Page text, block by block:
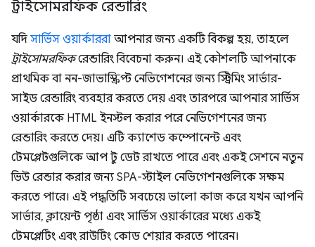
ট্রাইসোমরফিক রেন্ডারিং
যদি সার্ভিস ওয়ার্কাররা আপনার জন্য একটি বিকল্প হয়, তাহলে
ট্রাইসোমরফিকরেন্ডারিং বিবেচনা করুন। এই কৌশলটি আপনাকে
প্রাথমিক বা নন-জাভাস্ক্রিপ্ট নেভিগেশনের জন্য স্ট্রিমিং সার্ভার-
সাইড রেন্ডারিং ব্যবহার করতে দেয় এবং তারপরে আপনার সার্ভিস
ওয়ার্কারকে HTML ইনস্টল করার পরে নেভিগেশনের জন্য
রেন্ডারিং করতে দেয়। এটি ক্যাশেড কম্পোনেন্ট এবং
টেমপ্লেটগুলিকে আপ টু ডেট রাখতে পারে এবং একই সেশনে নতুন
ভিউ রেন্ডার করার জন্য SPA-স্টাইল নেভিগেশনগুলিকে সক্ষম
করতে পারে। এই পদ্ধতিটি সবচেয়ে ভালো কাজ করে যখন আপনি
সার্ভার, ক্লায়েন্ট পৃষ্ঠা এবং সার্ভিস ওয়ার্কারের মধ্যে একই
টেমপ্লেটিং এবং রাউটিং কোড শেয়ার করতে পারেন।